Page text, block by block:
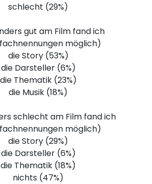
schlecht (29%)
gut am Film fand ich
möglich)
die Story (53%)
die Darsteller (6%)
die Thematik (23%)
die Musik (18%)
schlecht am Film fand ich
möglich)
die Story (29%)
die Darsteller (6%)
die Thematik (18%)
nichts (47%)